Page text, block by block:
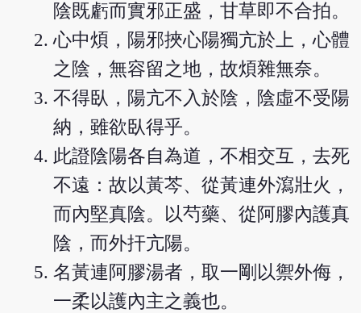
陰既虧而實邪正盛，甘草即不合拍。
心中煩，陽邪挾心陽獨亢於上，心體
之陰，無容留之地，故煩雜無奈。
不得臥，陽亢不入於陰，陰虛不受陽
納，雖欲臥得乎。
此證陰陽各自為道，不相交互，去死
不遠：故以黃芩、從黃連外瀉壯火，
而內堅真陰。以芍藥、從阿膠內護真
陰，而外扞亢陽。
名黃連阿膠湯者，取一剛以禦外侮，
一柔以護內主之義也。